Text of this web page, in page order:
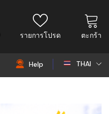
รายการโปรด ตะกร้า
Help THAI